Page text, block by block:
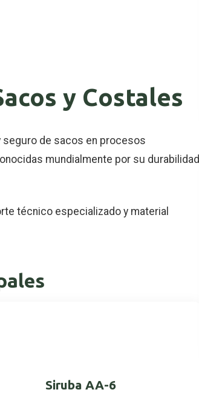
y Costales
de sacos en procesos
mundialmente por su durabilidad
técnico especializado y material
Siruba AA-6